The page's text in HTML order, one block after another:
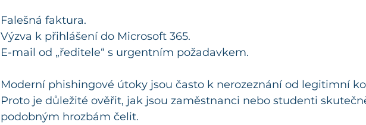
Falešná faktura.
Výzva k přihlášení do Microsoft 365.
E-mail od „ředitele“ s urgentním požadavkem.
Moderní phishingové útoky jsou často k nerozeznání od legitimní
Proto je důležité ověřit, jak jsou zaměstnanci nebo studenti
podobným hrozbám čelit.